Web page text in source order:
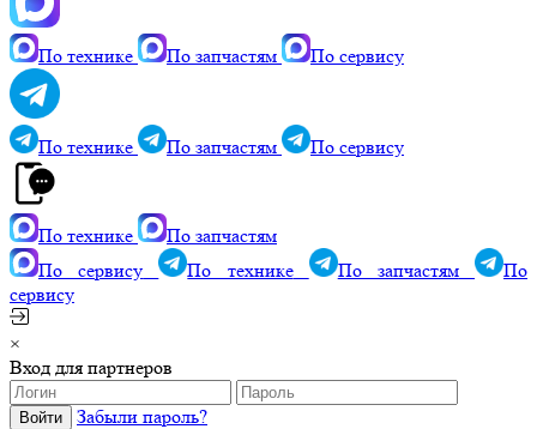
По технике По запчастям По сервису
По технике По запчастям По сервису
По технике
По запчастям
По сервису
По технике По запчастям
По
сервису
×
Вход для партнеров
Забыли пароль?